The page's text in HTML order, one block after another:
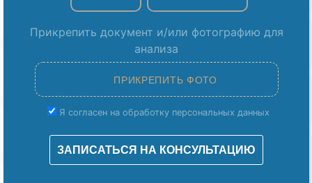
Прикрепить документ и/или фотографию для
анализа
Я согласен на обработку персональных данных